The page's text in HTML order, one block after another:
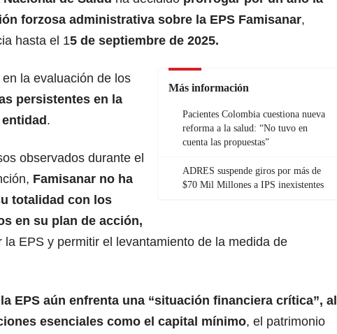
forzosa administrativa sobre la EPS Famisanar,
hasta el 15 de septiembre de 2025.
Más información
Pacientes Colombia cuestiona nueva
reforma a la salud: “No tuvo en
cuenta las propuestas”
ADRES suspende giros por más de
$70 Mil Millones a IPS inexistentes
la evaluación de los
persistentes en la
.
observados durante el
Famisanar no ha
totalidad con los
en su plan de acción,
la EPS y permitir el levantamiento de la medida de
la EPS aún enfrenta una “situación financiera crítica”, al
esenciales como el capital mínimo, el patrimonio